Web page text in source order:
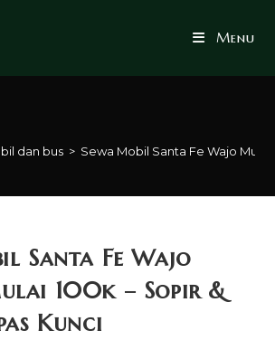
Menu
dan bus > Sewa Mobil Santa Fe Wajo
Santa Fe Wajo
100k – Sopir &
Kunci